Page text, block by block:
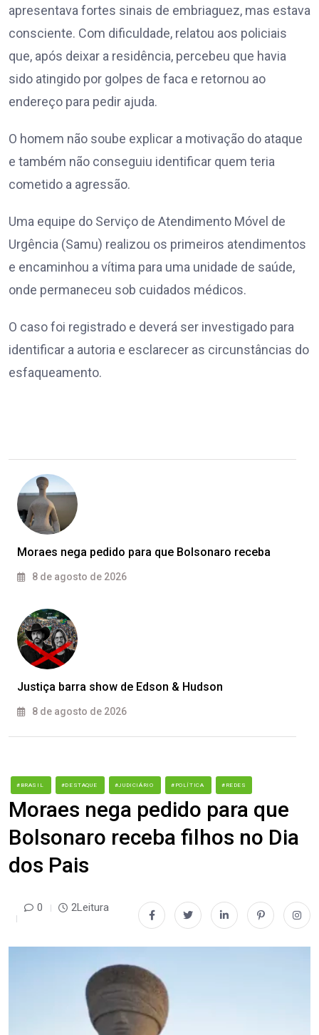
apresentava fortes sinais de embriaguez, mas estava
consciente. Com dificuldade, relatou aos policiais
que, após deixar a residência, percebeu que havia
sido atingido por golpes de faca e retornou ao
endereço para pedir ajuda.
O homem não soube explicar a motivação do ataque
e também não conseguiu identificar quem teria
cometido a agressão.
Uma equipe do Serviço de Atendimento Móvel de
Urgência (Samu) realizou os primeiros atendimentos
e encaminhou a vítima para uma unidade de saúde,
onde permaneceu sob cuidados médicos.
O caso foi registrado e deverá ser investigado para
identificar a autoria e esclarecer as circunstâncias do
esfaqueamento.
Moraes nega pedido para que Bolsonaro receba
8 de agosto de 2026
Justiça barra show de Edson & Hudson
8 de agosto de 2026
#BRASIL #DESTAQUE #JUDICIÁRIO #POLÍTICA #REDES
Moraes nega pedido para que
Bolsonaro receba filhos no Dia
dos Pais
0 2Leitura